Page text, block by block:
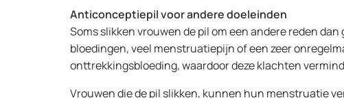
Anticonceptiepil voor andere doeleinden
Soms slikken vrouwen de pil om een andere reden
bloedingen, veel menstruatiepijn of een zeer
onttrekkingsbloeding, waardoor deze klachten
Vrouwen die de pil slikken, kunnen hun menstruatie